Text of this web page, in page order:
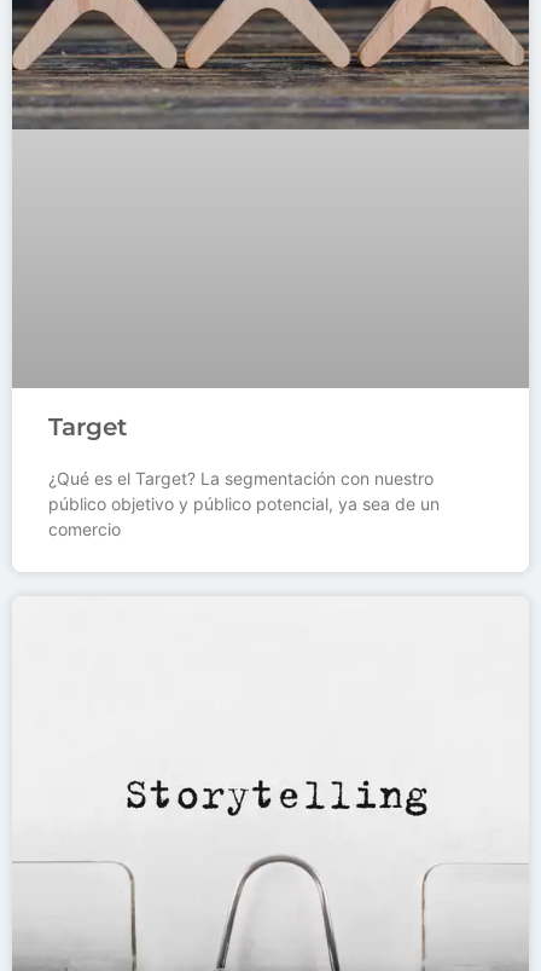
Target
¿Qué es el Target? La segmentación con nuestro
público objetivo y público potencial, ya sea de un
comercio